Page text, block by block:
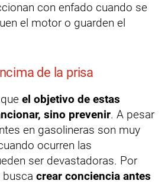
con enfado cuando se
el motor o guarden el
de la prisa
el objetivo de estas
sino prevenir. A pesar
en gasolineras son muy
ocurren las
ser devastadoras. Por
crear conciencia antes